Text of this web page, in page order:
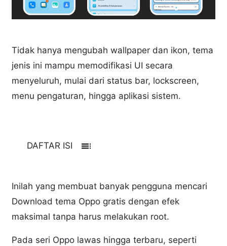
Tidak hanya mengubah wallpaper dan ikon, tema
jenis ini mampu memodifikasi UI secara
menyeluruh, mulai dari status bar, lockscreen,
menu pengaturan, hingga aplikasi sistem.
DAFTAR ISI toc
Inilah yang membuat banyak pengguna mencari
Download tema Oppo gratis dengan efek
maksimal tanpa harus melakukan root.
Pada seri Oppo lawas hingga terbaru, seperti